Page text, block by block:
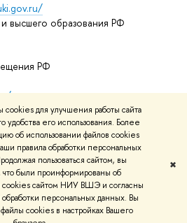
для улучшения работы сайта
его использования. Более
об использовании файлов cookies
правила обработки персональных
пользоваться сайтом, вы
были проинформированы об
cookies сайтом НИУ ВШЭ и согласны
персональных данных. Вы
cookies в настройках Вашего
✖
высшего образования РФ
РФ
mooc
курсы
Адреса и контактыУсловия
Политика конфиденциальности
Редактору